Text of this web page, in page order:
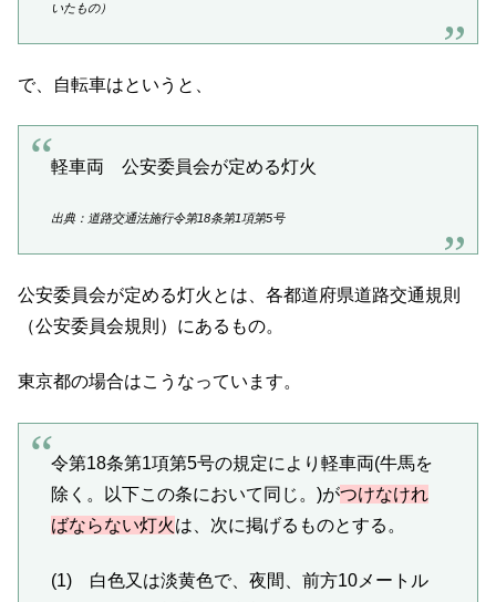
いたもの）
で、自転車はというと、
軽車両 公安委員会が定める灯火
出典：道路交通法施行令第18条第1項第5号
公安委員会が定める灯火とは、各都道府県道路交通規則
（公安委員会規則）にあるもの。
東京都の場合はこうなっています。
令第18条第1項第5号の規定により軽車両(牛馬を
除く。以下この条において同じ。)がつけなけれ
ばならない灯火は、次に掲げるものとする。
(1) 白色又は淡黄色で、夜間、前方10メートル